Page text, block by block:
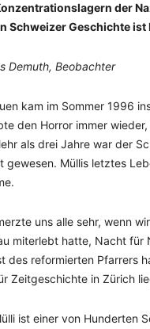
der
Schweizer Geschichte
Demuth, Beobachter
kam im Sommer 1996
den Horror immer
als drei Jahre war der
gewesen. Müllis letztes
uns alle sehr, wenn
miterlebt hatte, Nacht für
des reformierten Pfarrers
Zeitgeschichte in Zürich
ist einer von Hunderten